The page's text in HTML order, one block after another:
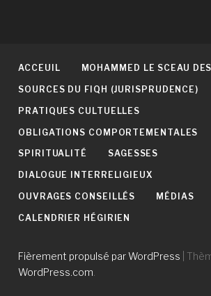
ACCEUIL MOHAMMED LE SCEAU
SOURCES DU FIQH (JURISPRUDENCE)
PRATIQUES CULTUELLES
OBLIGATIONS COMPORTEMENTALES
SPIRITUALITÉ SAGESSES
DIALOGUE INTERRELIGIEUX
OUVRAGES CONSEILLÉS MÉDIAS
CALENDRIER HÉGIRIEN
Fièrement propulsé par WordPress
WordPress.com